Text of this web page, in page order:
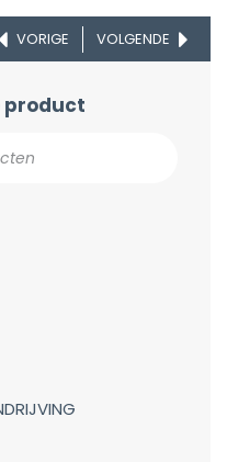
VORIGE VOLGENDE
product